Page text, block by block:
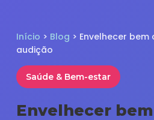
Início > Blog > Envelhecer
audição
Saúde & Bem-estar
Envelhecer